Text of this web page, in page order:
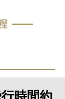
——
時間約